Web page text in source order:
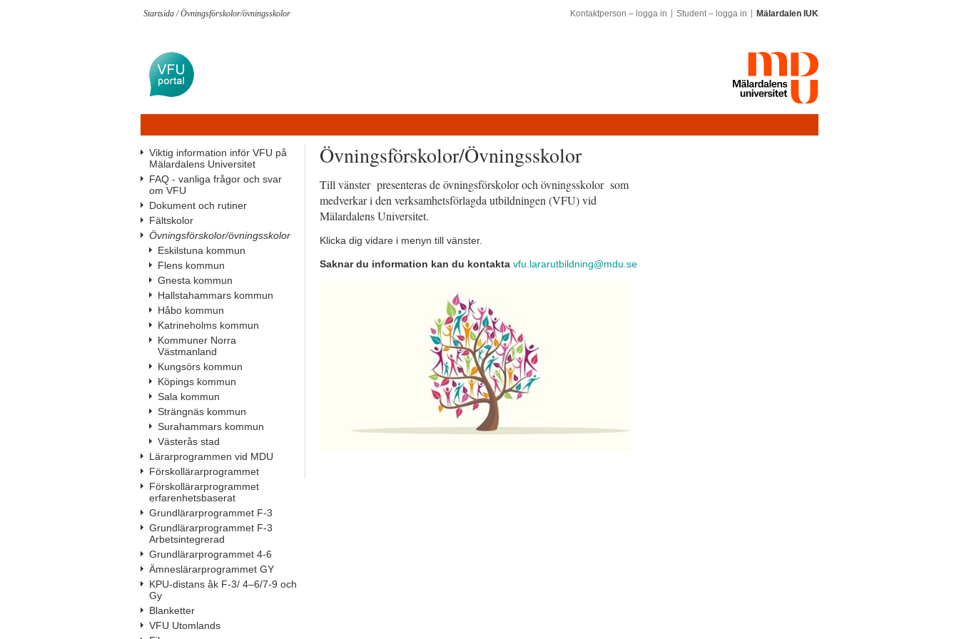
Startsida/Övningsförskolor/övningsskolor Kontaktperson – logga in Student – logga in Mälardalen IUK
Viktig information inför VFU på
Mälardalens Universitet
FAQ - vanliga frågor och svar
om VFU
Dokument och rutiner
Fältskolor
Övningsförskolor/övningsskolor
Eskilstuna kommun
Flens kommun
Gnesta kommun
Hallstahammars kommun
Håbo kommun
Katrineholms kommun
Kommuner Norra
Västmanland
Kungsörs kommun
Köpings kommun
Sala kommun
Strängnäs kommun
Surahammars kommun
Västerås stad
Lärarprogrammen vid MDU
Förskollärarprogrammet
Förskollärarprogrammet
erfarenhetsbaserat
Grundlärarprogrammet F-3
Grundlärarprogrammet F-3
Arbetsintegrerad
Grundlärarprogrammet 4-6
Ämneslärarprogrammet GY
KPU-distans åk F-3/ 4–6/7-9 och
Gy
Blanketter
VFU Utomlands
Övningsförskolor/Övningsskolor
Till vänster presenteras de övningsförskolor och övningsskolor som
medverkar i den verksamhetsförlagda utbildningen (VFU) vid
Mälardalens Universitet.
Klicka dig vidare i menyn till vänster.
Saknar du information kan du kontakta vfu.lararutbildning@mdu.se